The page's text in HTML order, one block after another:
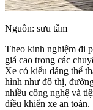
Nguồn: sưu tầm
Theo kinh nghiệm đi
giá cao trong các
Xe có kiểu dáng thể
hình như đô thị,
nhiều công nghệ và
điều khiển xe an toàn.